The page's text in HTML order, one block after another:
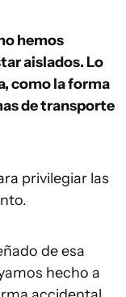
hemos
aislados. Lo
como la forma
de transporte
privilegiar las
de esa
hecho a